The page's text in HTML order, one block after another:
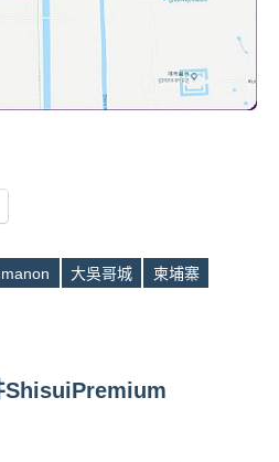
大吳哥城
柬埔寨
ShisuiPremium